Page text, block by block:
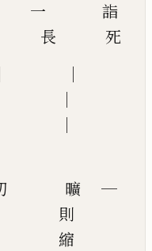
一 詣
長 死
曠 ─
則
縮